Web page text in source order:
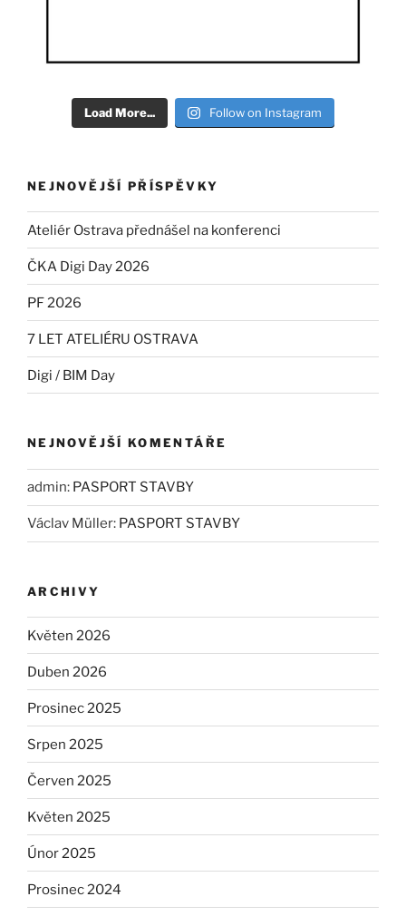
Load More... Follow on Instagram
NEJNOVĚJŠÍ PŘÍSPĚVKY
Ateliér Ostrava přednášel na konferenci
ČKA Digi Day 2026
PF 2026
7 LET ATELIÉRU OSTRAVA
Digi / BIM Day
NEJNOVĚJŠÍ KOMENTÁŘE
admin: PASPORT STAVBY
Václav Müller: PASPORT STAVBY
ARCHIVY
Květen 2026
Duben 2026
Prosinec 2025
Srpen 2025
Červen 2025
Květen 2025
Únor 2025
Prosinec 2024